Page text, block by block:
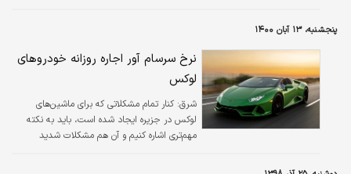
پنجشنبه، ۱۳ آبان ۱۴۰۰
نرخ سرسام آور اجاره روزانه خودروهای
لوکس
شرق: کنار تمام مشکلاتی که برای ماشین‌های
لوکس در جزیره ایجاد شده است، باید به نکته
مهم‌تری اشاره کنیم و آن هم مشکلات شدید